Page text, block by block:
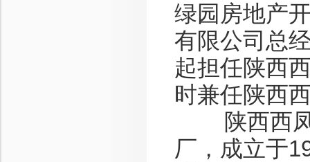
绿园房地产
有限公司总
起担任陕西
时兼任陕西
陕西西凤
厂，成立于